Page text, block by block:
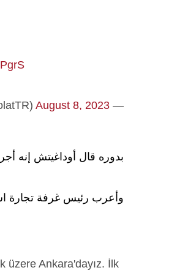
— Prof. Dr. Ömer Bolat (@omerbolatTR)
August 8, 2023
بدوره قال أوداغيتش إنه
وأعرب رئيس غرفة تجارة
üzere Ankara'dayız. İlk